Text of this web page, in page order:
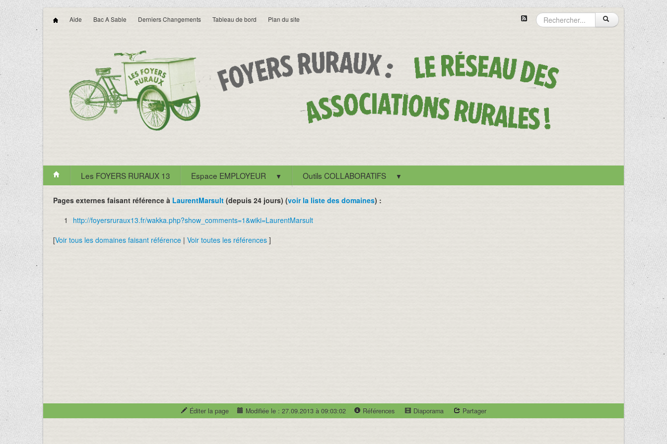
Aide Bac A Sable Derniers Changements Tableau de bord Plan du site
Les FOYERS RURAUX 13 Espace EMPLOYEUR ▼ Outils COLLABORATIFS ▼
Pages externes faisant référence à LaurentMarsult (depuis 24 jours) (voir la liste des domaines) :
1
http://foyersruraux13.fr/wakka.php?show_comments=1&wiki=LaurentMarsult
[Voir tous les domaines faisant référence | Voir toutes les références ]
Éditer la page Modifiée le : 27.09.2013 à 09:03:02 Références Diaporama Partager